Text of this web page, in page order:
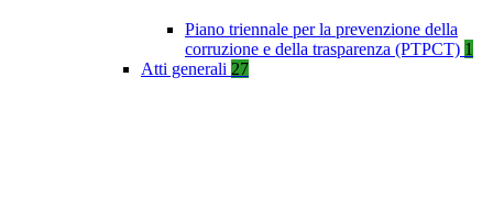
Piano triennale per la prevenzione della
corruzione e della trasparenza (PTPCT) 1
Atti generali 27